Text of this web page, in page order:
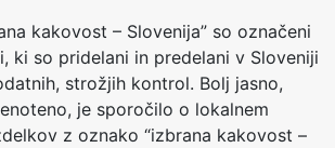
kakovost – Slovenija” so označeni
ki so pridelani in predelani v Sloveniji
strožjih kontrol. Bolj jasno,
je sporočilo o lokalnem
z oznako “izbrana kakovost –